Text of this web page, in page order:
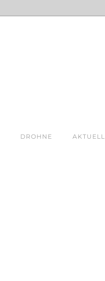
DROHNE AKTUELL